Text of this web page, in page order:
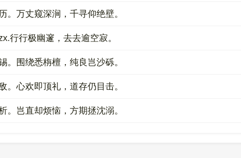
。万丈窥深涧，千寻仰绝壁。
行行极幽邃，去去逾空寂。
。围绕悉栴檀，纯良岂沙砾。
。心欢即顶礼，道存仍目击。
。岂直却烦恼，方期拯沈溺。